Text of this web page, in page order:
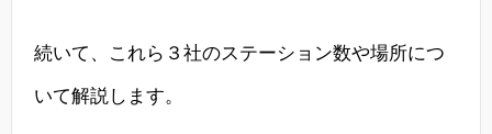
続いて、これら３社のステーション数や場所につ
いて解説します。